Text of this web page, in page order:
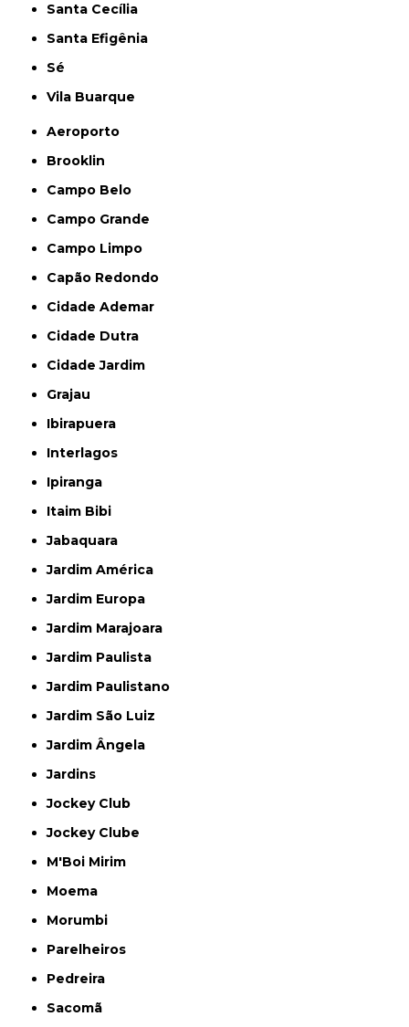
Santa Cecília
Santa Efigênia
Sé
Vila Buarque
Aeroporto
Brooklin
Campo Belo
Campo Grande
Campo Limpo
Capão Redondo
Cidade Ademar
Cidade Dutra
Cidade Jardim
Grajau
Ibirapuera
Interlagos
Ipiranga
Itaim Bibi
Jabaquara
Jardim América
Jardim Europa
Jardim Marajoara
Jardim Paulista
Jardim Paulistano
Jardim São Luiz
Jardim Ângela
Jardins
Jockey Club
Jockey Clube
M'Boi Mirim
Moema
Morumbi
Parelheiros
Pedreira
Sacomã